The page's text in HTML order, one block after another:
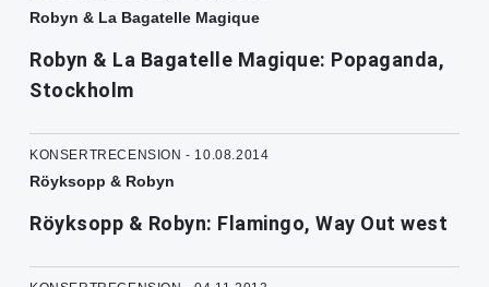
Robyn & La Bagatelle Magique
Robyn & La Bagatelle Magique: Popaganda,
Stockholm
KONSERTRECENSION - 10.08.2014
Röyksopp & Robyn
Röyksopp & Robyn: Flamingo, Way Out west